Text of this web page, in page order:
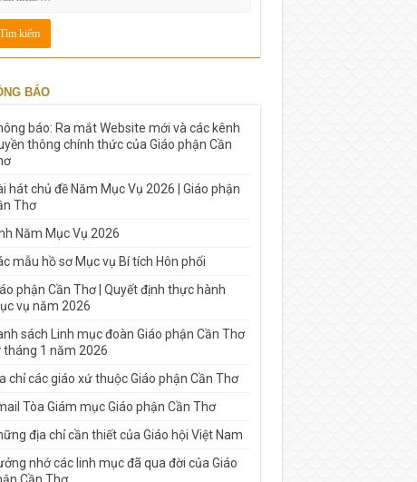
BÁO
báo: Ra mắt Website mới và các kênh
thông chính thức của Giáo phận Cần
hát chủ đề Năm Mục Vụ 2026 | Giáo phận
Thơ
Năm Mục Vụ 2026
mẫu hồ sơ Mục vụ Bí tích Hôn phối
phận Cần Thơ | Quyết định thực hành
vụ năm 2026
sách Linh mục đoàn Giáo phận Cần Thơ
tháng 1 năm 2026
chỉ các giáo xứ thuộc Giáo phận Cần Thơ
Tòa Giám mục Giáo phận Cần Thơ
địa chỉ cần thiết của Giáo hội Việt Nam
nhớ các linh mục đã qua đời của Giáo